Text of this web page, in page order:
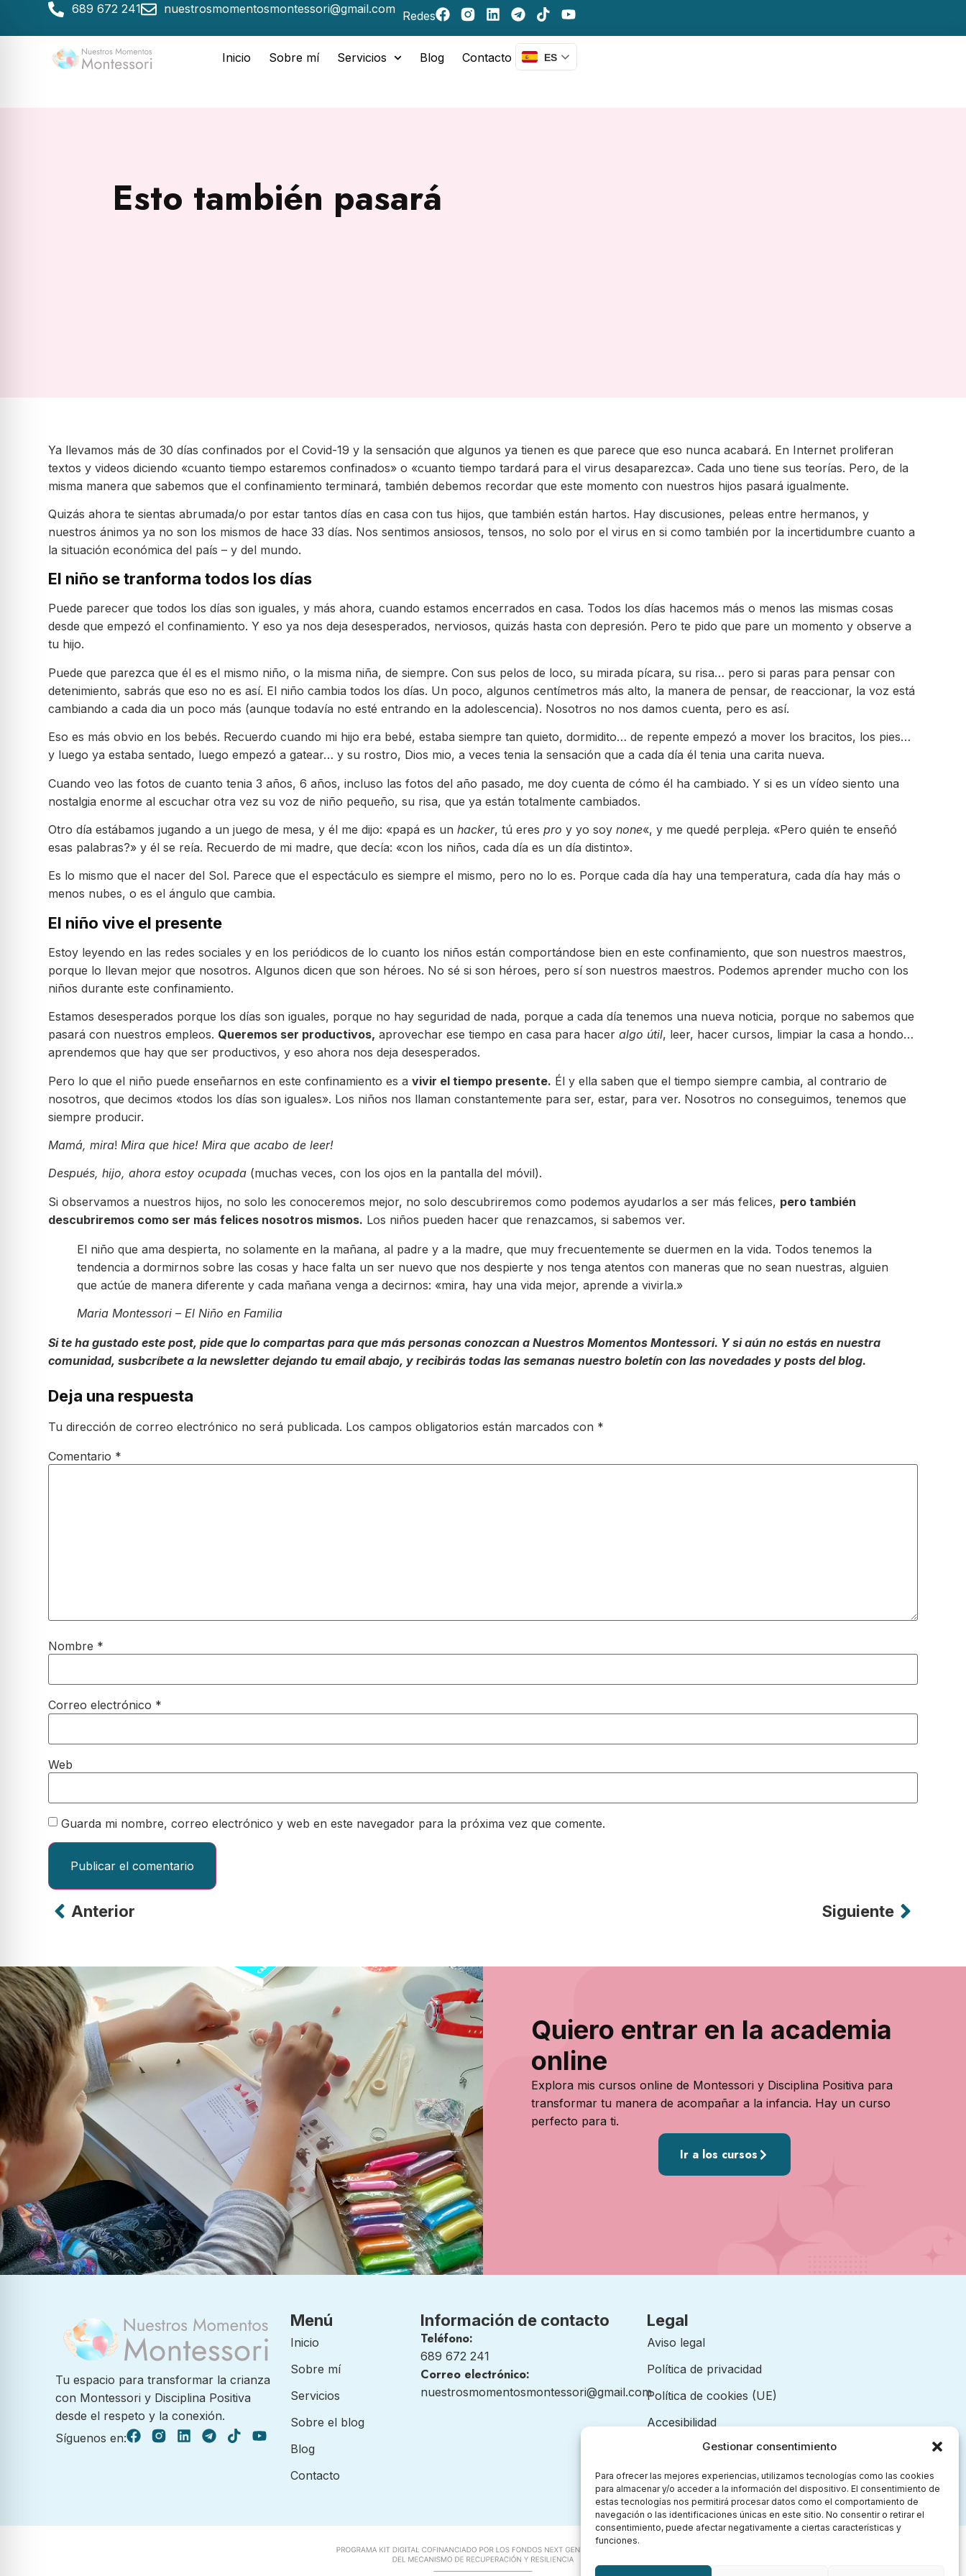
Gestionar consentimiento
Para ofrecer las mejores experiencias, utilizamos tecnologías como las cookies
para almacenar y/o acceder a la información del dispositivo. El consentimiento de
estas tecnologías nos permitirá procesar datos como el comportamiento de
navegación o las identificaciones únicas en este sitio. No consentir o retirar el
consentimiento, puede afectar negativamente a ciertas características y
funciones.
689 672 241 nuestrosmomentosmontessori@gmail.com Redes
Inicio Sobre mí Servicios Blog Contacto ES
Esto también pasará
Ya llevamos más de 30 días confinados por el Covid-19 y la sensación que algunos ya tienen es que parece que eso nunca acabará. En Internet proliferan
textos y videos diciendo «cuanto tiempo estaremos confinados» o «cuanto tiempo tardará para el virus desaparezca». Cada uno tiene sus teorías. Pero, de la
misma manera que sabemos que el confinamiento terminará, también debemos recordar que este momento con nuestros hijos pasará igualmente.
Quizás ahora te sientas abrumada/o por estar tantos días en casa con tus hijos, que también están hartos. Hay discusiones, peleas entre hermanos, y
nuestros ánimos ya no son los mismos de hace 33 días. Nos sentimos ansiosos, tensos, no solo por el virus en si como también por la incertidumbre cuanto a
la situación económica del país – y del mundo.
El niño se tranforma todos los días
Puede parecer que todos los días son iguales, y más ahora, cuando estamos encerrados en casa. Todos los días hacemos más o menos las mismas cosas
desde que empezó el confinamiento. Y eso ya nos deja desesperados, nerviosos, quizás hasta con depresión. Pero te pido que pare un momento y observe a
tu hijo.
Puede que parezca que él es el mismo niño, o la misma niña, de siempre. Con sus pelos de loco, su mirada pícara, su risa… pero si paras para pensar con
detenimiento, sabrás que eso no es así. El niño cambia todos los días. Un poco, algunos centímetros más alto, la manera de pensar, de reaccionar, la voz está
cambiando a cada dia un poco más (aunque todavía no esté entrando en la adolescencia). Nosotros no nos damos cuenta, pero es así.
Eso es más obvio en los bebés. Recuerdo cuando mi hijo era bebé, estaba siempre tan quieto, dormidito… de repente empezó a mover los bracitos, los pies…
y luego ya estaba sentado, luego empezó a gatear… y su rostro, Dios mio, a veces tenia la sensación que a cada día él tenia una carita nueva.
Cuando veo las fotos de cuanto tenia 3 años, 6 años, incluso las fotos del año pasado, me doy cuenta de cómo él ha cambiado. Y si es un vídeo siento una
nostalgia enorme al escuchar otra vez su voz de niño pequeño, su risa, que ya están totalmente cambiados.
Otro día estábamos jugando a un juego de mesa, y él me dijo: «papá es unhacker, tú erespro y yo soynone«, y me quedé perpleja. «Pero quién te enseñó
esas palabras?» y él se reía. Recuerdo de mi madre, que decía: «con los niños, cada día es un día distinto».
Es lo mismo que el nacer del Sol. Parece que el espectáculo es siempre el mismo, pero no lo es. Porque cada día hay una temperatura, cada día hay más o
menos nubes, o es el ángulo que cambia.
El niño vive el presente
Estoy leyendo en las redes sociales y en los periódicos de lo cuanto los niños están comportándose bien en este confinamiento, que son nuestros maestros,
porque lo llevan mejor que nosotros. Algunos dicen que son héroes. No sé si son héroes, pero sí son nuestros maestros. Podemos aprender mucho con los
niños durante este confinamiento.
Estamos desesperados porque los días son iguales, porque no hay seguridad de nada, porque a cada día tenemos una nueva noticia, porque no sabemos que
pasará con nuestros empleos. Queremos ser productivos, aprovechar ese tiempo en casa para haceralgo útil, leer, hacer cursos, limpiar la casa a hondo…
aprendemos que hay que ser productivos, y eso ahora nos deja desesperados.
Pero lo que el niño puede enseñarnos en este confinamiento es avivir el tiempo presente. Él y ella saben que el tiempo siempre cambia, al contrario de
nosotros, que decimos «todos los días son iguales». Los niños nos llaman constantemente para ser, estar, para ver. Nosotros no conseguimos, tenemos que
siempre producir.
Mamá, mira! Mira que hice! Mira que acabo de leer!
Después, hijo, ahora estoy ocupada (muchas veces, con los ojos en la pantalla del móvil).
Si observamos a nuestros hijos, no solo les conoceremos mejor, no solo descubriremos como podemos ayudarlos a ser más felices, pero también
descubriremos como ser más felices nosotros mismos. Los niños pueden hacer que renazcamos, si sabemos ver.
El niño que ama despierta, no solamente en la mañana, al padre y a la madre, que muy frecuentemente se duermen en la vida. Todos tenemos la
tendencia a dormirnos sobre las cosas y hace falta un ser nuevo que nos despierte y nos tenga atentos con maneras que no sean nuestras, alguien
que actúe de manera diferente y cada mañana venga a decirnos: «mira, hay una vida mejor, aprende a vivirla.»
Maria Montessori – El Niño en Familia
Si te ha gustado este post, pide que lo compartas para que más personas conozcan a Nuestros Momentos Montessori. Y si aún no estás en nuestra
comunidad, susbcríbete a la newsletter dejando tu email abajo, y recibirás todas las semanas nuestro boletín con las novedades y posts del blog.
Deja una respuesta
Tu dirección de correo electrónico no será publicada. Los campos obligatorios están marcados con *
Comentario *
Nombre *
Correo electrónico *
Web
Guarda mi nombre, correo electrónico y web en este navegador para la próxima vez que comente.
Alternative:
Anterior Siguiente
Quiero entrar en la academia
online
Explora mis cursos online de Montessori y Disciplina Positiva para
transformar tu manera de acompañar a la infancia. Hay un curso
perfecto para ti.
Ir a los cursos
Tu espacio para transformar la crianza
con Montessori y Disciplina Positiva
desde el respeto y la conexión.
Síguenos en:
Menú
Inicio
Sobre mí
Servicios
Sobre el blog
Blog
Contacto
Información de contacto
Teléfono:
689 672 241
Correo electrónico:
nuestrosmomentosmontessori@gmail.com
Legal
Aviso legal
Política de privacidad
Política de cookies (UE)
Accesibilidad